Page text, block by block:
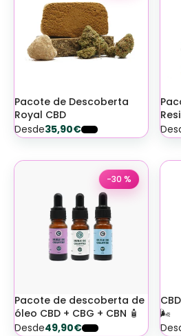
Pacote de Descoberta
Royal CBD
Desde35,90€
-30 %
Pacote de descoberta de
óleo CBD + CBG + CBN 🧴
Desde49,90€
🌬️